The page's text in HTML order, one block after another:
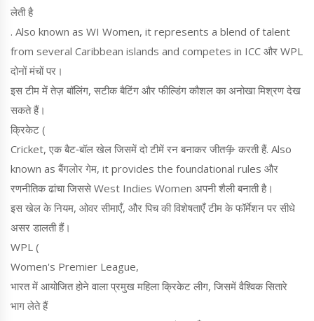
लेती है
. Also known as WI Women, it represents a blend of talent
from several Caribbean islands and competes in ICC और WPL
दोनों मंचों पर।
इस टीम में तेज़ बॉलिंग, सटीक बैटिंग और फील्डिंग कौशल का अनोखा मिश्रण देख
सकते हैं।
क्रिकेट (
Cricket, एक बैट‑बॉल खेल जिसमें दो टीमें रन बनाकर जीत争 करती हैं. Also
known as बैंगलोर गेम, it provides the foundational rules और
रणनीतिक ढांचा जिससे West Indies Women अपनी शैली बनाती है।
इस खेल के नियम, ओवर सीमाएँ, और पिच की विशेषताएँ टीम के फॉर्मेशन पर सीधे
असर डालती हैं।
WPL (
Women's Premier League,
भारत में आयोजित होने वाला प्रमुख महिला क्रिकेट लीग, जिसमें वैश्विक सितारे
भाग लेते हैं